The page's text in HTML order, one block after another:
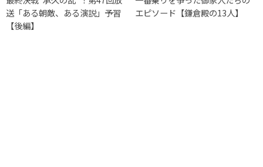
送「ある朝敵、ある演説」予習
【後編】
エピソード【鎌倉殿の13人】